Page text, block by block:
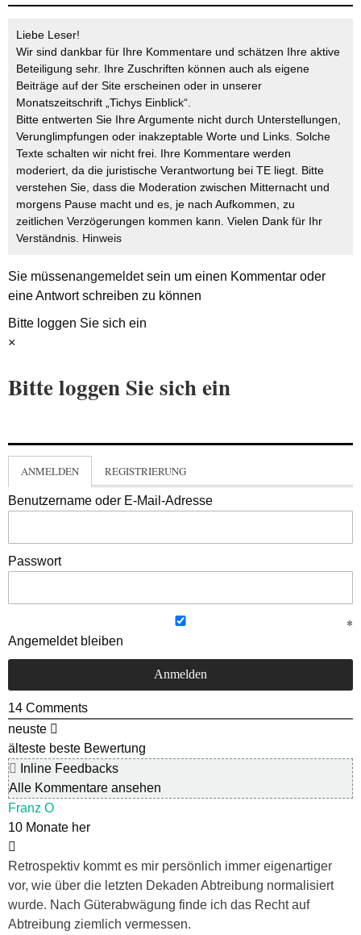
Liebe Leser!
Wir sind dankbar für Ihre Kommentare und schätzen Ihre aktive
Beteiligung sehr. Ihre Zuschriften können auch als eigene
Beiträge auf der Site erscheinen oder in unserer
Monatszeitschrift „Tichys Einblick“.
Bitte entwerten Sie Ihre Argumente nicht durch Unterstellungen,
Verunglimpfungen oder inakzeptable Worte und Links. Solche
Texte schalten wir nicht frei. Ihre Kommentare werden
moderiert, da die juristische Verantwortung bei TE liegt. Bitte
verstehen Sie, dass die Moderation zwischen Mitternacht und
morgens Pause macht und es, je nach Aufkommen, zu
zeitlichen Verzögerungen kommen kann. Vielen Dank für Ihr
Verständnis. Hinweis
Sie müssenangemeldetsein um einen Kommentar oder
eine Antwort schreiben zu können
Bitte loggen Sie sich ein
×
Bitte loggen Sie sich ein
ANMELDEN REGISTRIERUNG
Benutzername oder E-Mail-Adresse
Passwort
Angemeldet bleiben
14 Comments
neuste
älteste beste Bewertung
Inline Feedbacks
Alle Kommentare ansehen
Franz O
10 Monate her
Retrospektiv kommt es mir persönlich immer eigenartiger
vor, wie über die letzten Dekaden Abtreibung normalisiert
wurde. Nach Güterabwägung finde ich das Recht auf
Abtreibung ziemlich vermessen.